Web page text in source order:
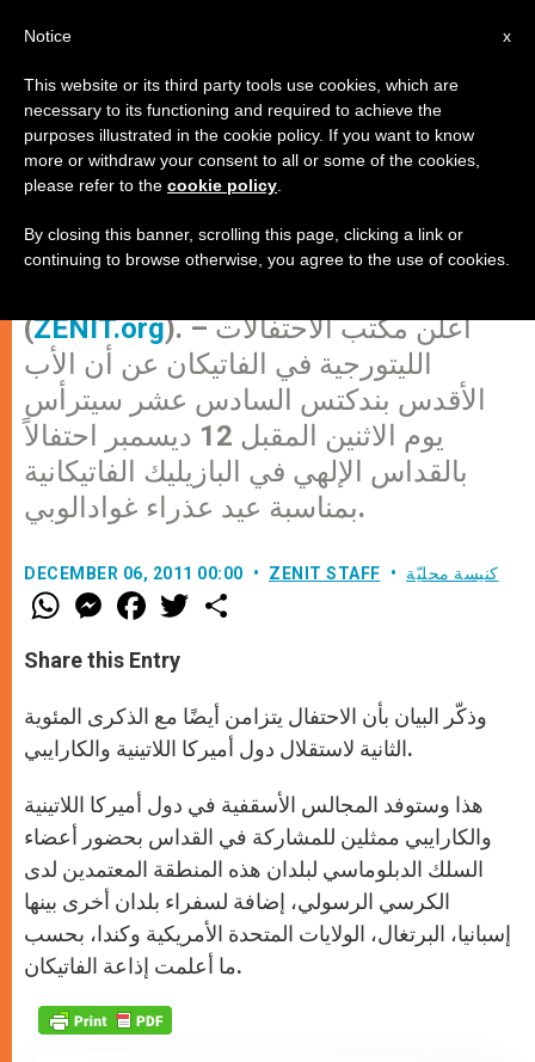
بندكتس السادس عشر يشارك دول
أميركا الجنوبية فرحة ذكرى الاستقلال
(ZENIT.org). – أعلن مكتب الاحتفالات
الليتورجية في الفاتيكان عن أن الأب
الأقدس بندكتس السادس عشر سيترأس
يوم الاثنين المقبل 12 ديسمبر احتفالاً
بالقداس الإلهي في البازيليك الفاتيكانية
بمناسبة عيد عذراء غوادالوبي.
DECEMBER 06, 2011 00:00 ZENIT STAFF كنيسة محليّة
W
h
t
s
p
p
M
e
s
e
g
e
r
F
a
e
b
o
k
w
r
Share this Entry
وذكّر البيان بأن الاحتفال يتزامن أيضًا مع الذكرى المئوية
الثانية لاستقلال دول أميركا اللاتينية والكارايبي.
هذا وستوفد المجالس الأسقفية في دول أميركا اللاتينية
والكارايبي ممثلين للمشاركة في القداس بحضور أعضاء
السلك الدبلوماسي لبلدان هذه المنطقة المعتمدين لدى
الكرسي الرسولي، إضافة لسفراء بلدان أخرى بينها
إسبانيا، البرتغال، الولايات المتحدة الأمريكية وكندا، بحسب
ما أعلمت إذاعة الفاتيكان.
x
Notice
This website or its third party tools use cookies, which are
necessary to its functioning and required to achieve the
purposes illustrated in the cookie policy. If you want to know
more or withdraw your consent to all or some of the cookies,
please refer to the cookie policy
By closing this banner, scrolling this page, clicking a link or
continuing to browse otherwise, you agree to the use of cookies.